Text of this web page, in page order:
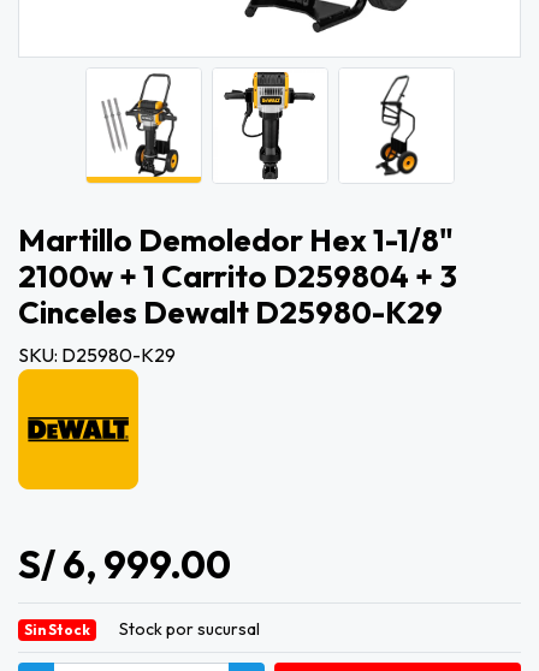
Martillo Demoledor Hex 1-1/8"
2100w + 1 Carrito D259804 + 3
Cinceles Dewalt D25980-K29
SKU: D25980-K29
S/ 6, 999.00
Sin Stock Stock por sucursal